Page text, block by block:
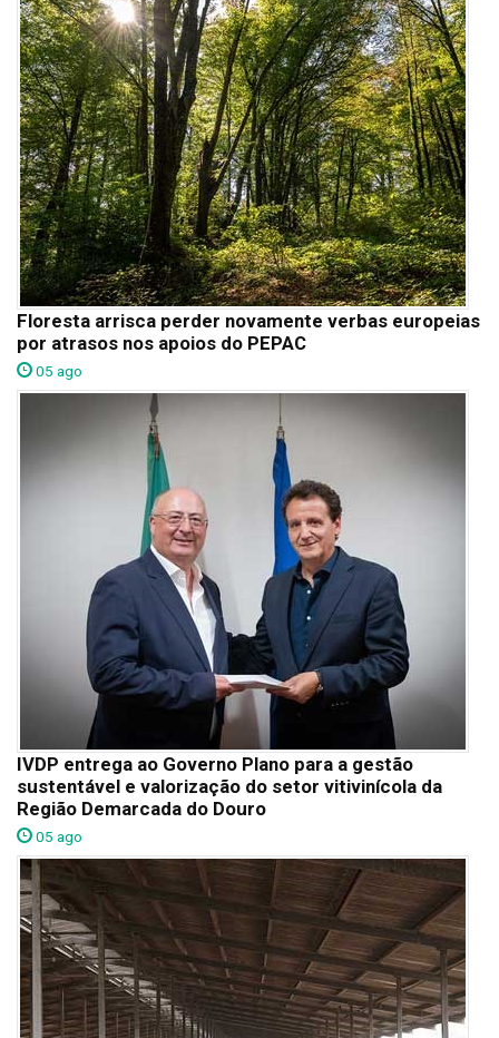
Floresta arrisca perder novamente verbas europeias
por atrasos nos apoios do PEPAC
05 ago
IVDP entrega ao Governo Plano para a gestão
sustentável e valorização do setor vitivinícola da
Região Demarcada do Douro
05 ago